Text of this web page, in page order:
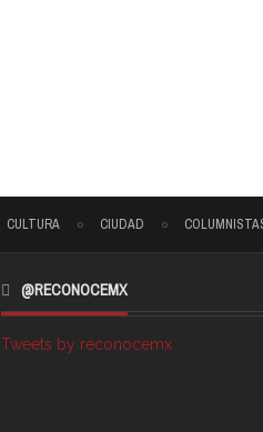
CULTURA CIUDAD
@RECONOCEMX
Tweets by reconocemx